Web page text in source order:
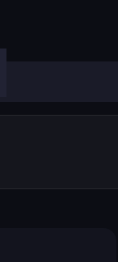
başlat